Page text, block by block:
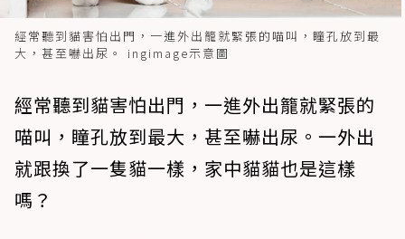
經常聽到貓害怕出門，一進外出籠就緊張的喵叫，瞳孔放到最
大，甚至嚇出尿。 ingimage示意圖
經常聽到貓害怕出門，一進外出籠就緊張的
喵叫，瞳孔放到最大，甚至嚇出尿。一外出
就跟換了一隻貓一樣，家中貓貓也是這樣
嗎？